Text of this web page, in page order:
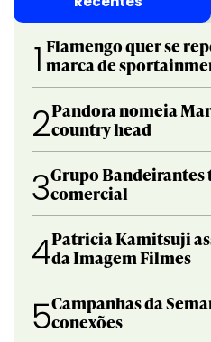
1 Flamengo quer se
marca de
2Pandora nomeia
country head
3Grupo
comercial
4Patricia Kamitsuji
da Imagem Filmes
5Campanhas da
conexões